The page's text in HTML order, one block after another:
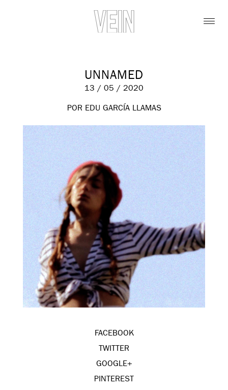
UNNAMED
13 / 05 / 2020
POR EDU GARCÍA LLAMAS
FACEBOOK
TWITTER
GOOGLE+
PINTEREST